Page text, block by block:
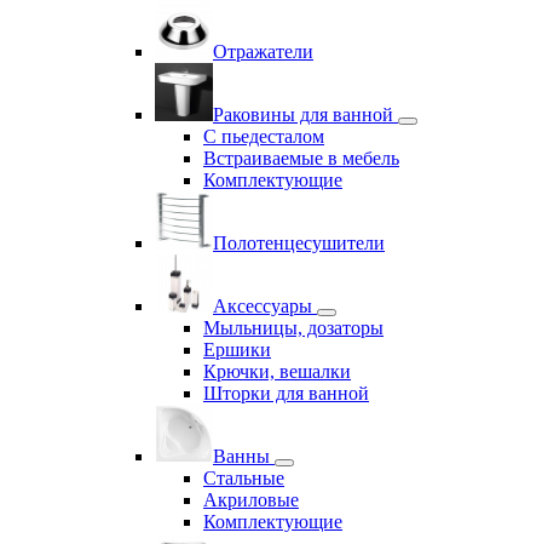
Отражатели
Раковины для ванной
С пьедесталом
Встраиваемые в мебель
Комплектующие
Полотенцесушители
Аксессуары
Мыльницы, дозаторы
Ершики
Крючки, вешалки
Шторки для ванной
Ванны
Стальные
Акриловые
Комплектующие